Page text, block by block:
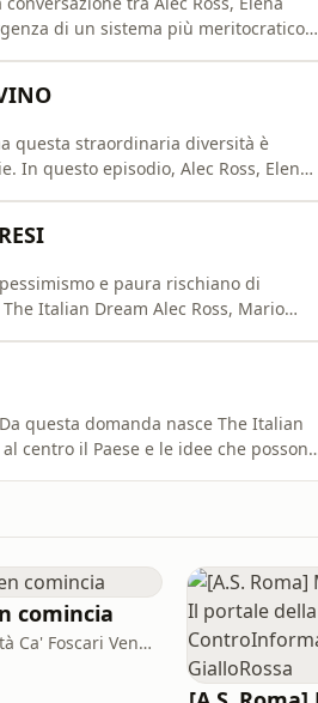
di un sistema più meritocratico,
questa straordinaria diversità è
In questo episodio, Alec Ross, Elena
e paura rischiano di
Italian Dream Alec Ross, Mario
questa domanda nasce The Italian
centro il Paese e le idee che possono
pubblica, dell’economia, del
comincia
Università Ca' Foscari Venezia